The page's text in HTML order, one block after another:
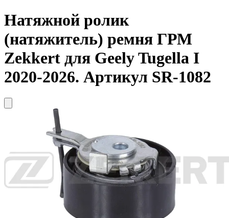
Натяжной ролик
(натяжитель) ремня ГРМ
Zekkert для Geely Tugella I
2020-2026. Артикул SR-1082